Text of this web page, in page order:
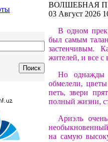
ВОЛШЕБНАЯ
03 Август 2026
В одном
был самым
застенчивым.
жителей, и все с
Но однажды
обмелели,
петь, звери
полный жизни,
Ариэль
на самую